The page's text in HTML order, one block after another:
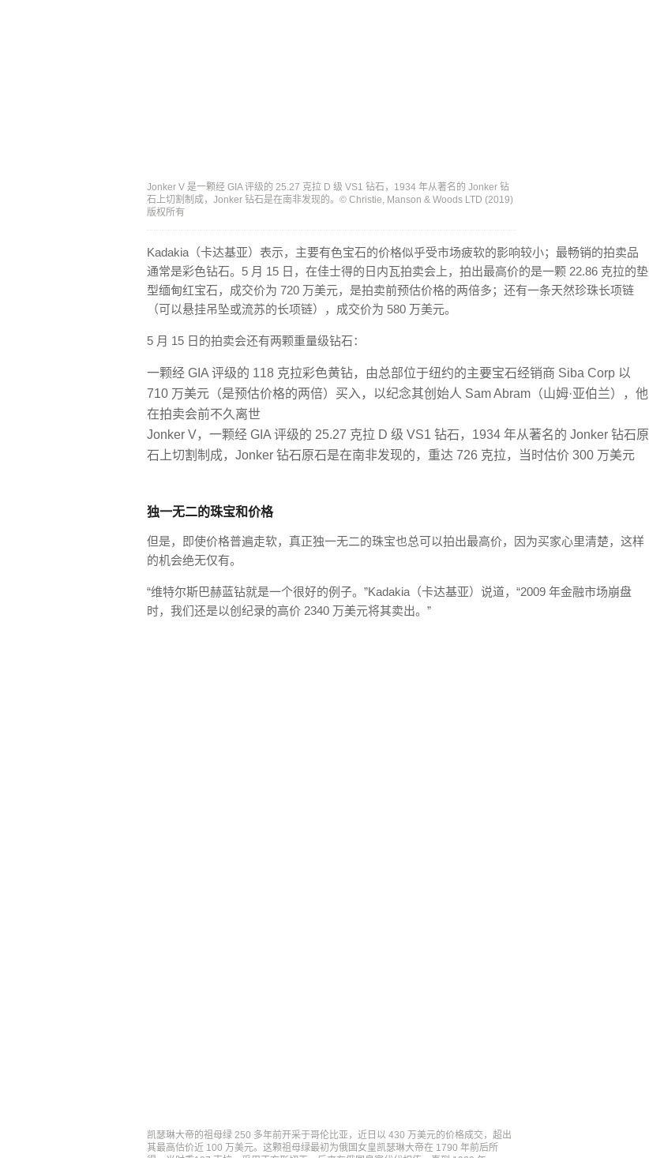
Jonker V 是一颗经 GIA 评级的 25.27 克拉 D 级 VS1 钻石，1934 年从著名的 Jonker 钻
石上切割制成，Jonker 钻石是在南非发现的。© Christie, Manson & Woods LTD (2019)
版权所有
Kadakia（卡达基亚）表示，主要有色宝石的价格似乎受市场疲软的影响较小；最畅销的拍卖品
通常是彩色钻石。5 月 15 日，在佳士得的日内瓦拍卖会上，拍出最高价的是一颗 22.86 克拉的垫
型缅甸红宝石，成交价为 720 万美元，是拍卖前预估价格的两倍多；还有一条天然珍珠长项链
（可以悬挂吊坠或流苏的长项链），成交价为 580 万美元。
5 月 15 日的拍卖会还有两颗重量级钻石：
一颗经 GIA 评级的 118 克拉彩色黄钻，由总部位于纽约的主要宝石经销商 Siba Corp 以
710 万美元（是预估价格的两倍）买入，以纪念其创始人 Sam Abram（山姆·亚伯兰），他
在拍卖会前不久离世
Jonker V，一颗经 GIA 评级的 25.27 克拉 D 级 VS1 钻石，1934 年从著名的 Jonker 钻石原
石上切割制成，Jonker 钻石原石是在南非发现的，重达 726 克拉，当时估价 300 万美元
独一无二的珠宝和价格
但是，即使价格普遍走软，真正独一无二的珠宝也总可以拍出最高价，因为买家心里清楚，这样
的机会绝无仅有。
“维特尔斯巴赫蓝钻就是一个很好的例子。”Kadakia（卡达基亚）说道，“2009 年金融市场崩盘
时，我们还是以创纪录的高价 2340 万美元将其卖出。”
凯瑟琳大帝的祖母绿 250 多年前开采于哥伦比亚，近日以 430 万美元的价格成交，超出
其最高估价近 100 万美元。这颗祖母绿最初为俄国女皇凯瑟琳大帝在 1790 年前后所